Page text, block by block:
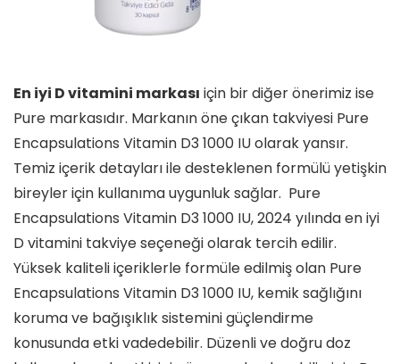
En iyi D vitamini markası için bir diğer önerimiz ise
Pure markasıdır. Markanın öne çıkan takviyesi Pure
Encapsulations Vitamin D3 1000 IU olarak yansır.
Temiz içerik detayları ile desteklenen formülü yetişkin
bireyler için kullanıma uygunluk sağlar. Pure
Encapsulations Vitamin D3 1000 IU, 2024 yılında en iyi
D vitamini takviye seçeneği olarak tercih edilir.
Yüksek kaliteli içeriklerle formüle edilmiş olan Pure
Encapsulations Vitamin D3 1000 IU, kemik sağlığını
koruma ve bağışıklık sistemini güçlendirme
konusunda etki vadedebilir. Düzenli ve doğru doz